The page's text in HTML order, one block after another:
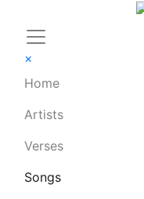
×
Home
Artists
Verses
Songs